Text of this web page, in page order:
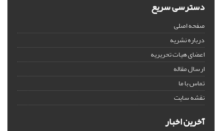
دسترسی سریع
صفحه اصلی
درباره نشریه
اعضای هیات تحریریه
ارسال مقاله
تماس با ما
نقشه سایت
آخرین اخبار